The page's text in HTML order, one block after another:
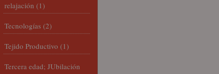
relajación (1)
Tecnologías (2)
Tejido Productivo (1)
Tercera edad; JUbilación